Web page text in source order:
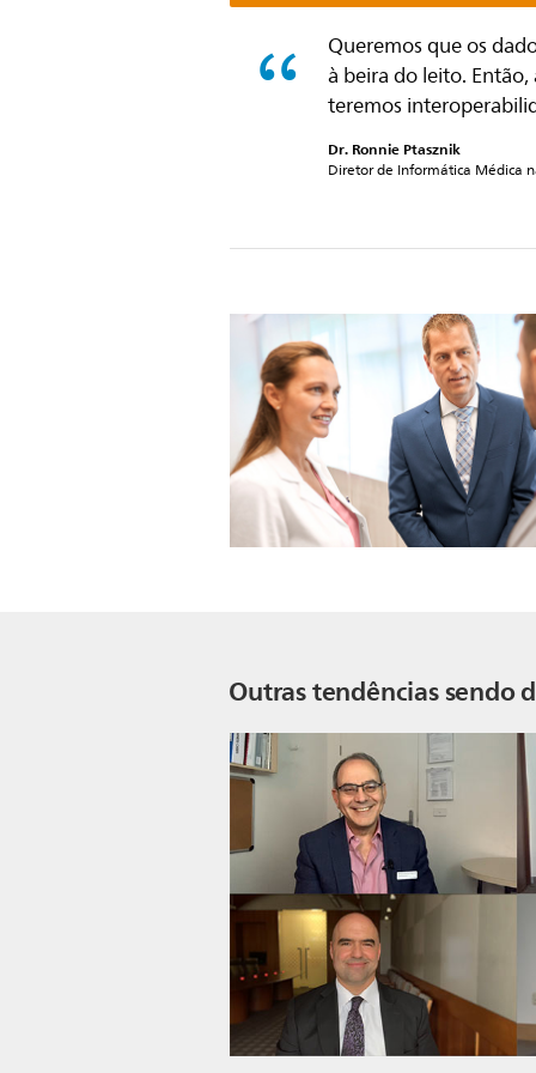
Queremos que os
à beira do leito.
teremos
Dr. Ronnie Ptasznik
Diretor de Informática Médica
Outras tendências sendo